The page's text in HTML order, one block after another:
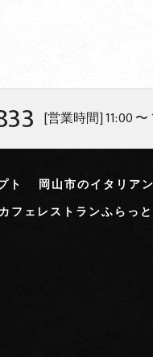
[営業時間] 11:00
ト 岡山市のイタリア
フェレストランふらっ